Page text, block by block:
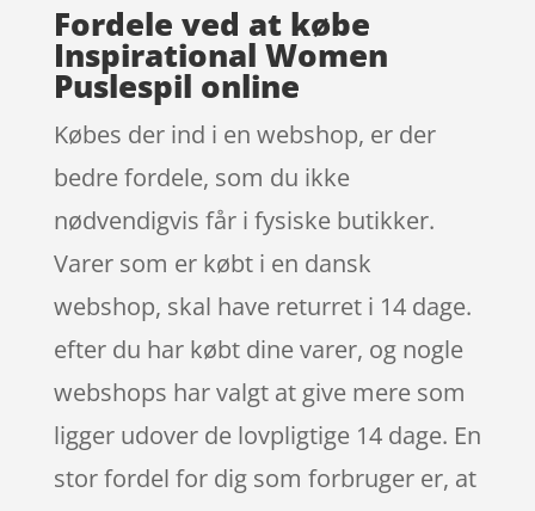
Fordele ved at købe
Inspirational Women
Puslespil online
Købes der ind i en webshop, er der
bedre fordele, som du ikke
nødvendigvis får i fysiske butikker.
Varer som er købt i en dansk
webshop, skal have returret i 14 dage.
efter du har købt dine varer, og nogle
webshops har valgt at give mere som
ligger udover de lovpligtige 14 dage. En
stor fordel for dig som forbruger er, at